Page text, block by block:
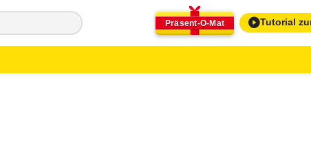
Präsent-O-Mat Tutorial